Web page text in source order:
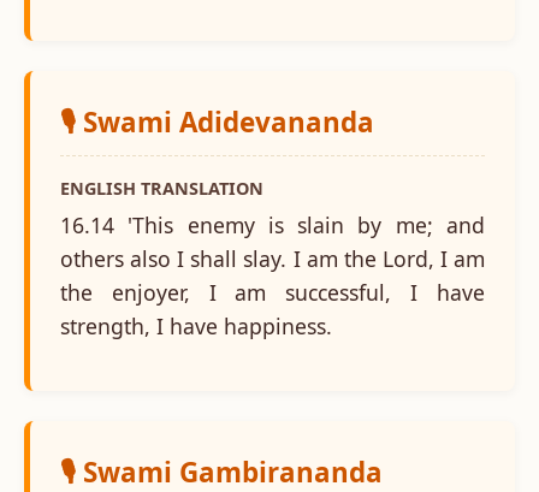
🎙️ Swami Adidevananda
ENGLISH TRANSLATION
16.14 'This enemy is slain by me; and
others also I shall slay. I am the Lord, I am
the enjoyer, I am successful, I have
strength, I have happiness.
🎙️ Swami Gambirananda